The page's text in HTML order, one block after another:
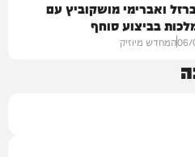
ואברימי מושקוביץ עם
בביצוע סוחף
06/המחדש מיוזיק